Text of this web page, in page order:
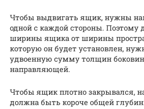
Чтобы выдвигать ящик, нужны
одной с каждой стороны. Поэтому
ширины ящика от ширины
которую он будет установлен,
удвоенную сумму толщин
направляющей.
Чтобы ящик плотно закрывался,
должна быть короче общей